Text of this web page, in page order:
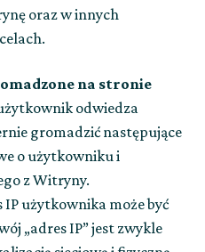
oraz w innych
na stronie
odwiedza
gromadzić następujące
o użytkowniku i
z Witryny.
IP użytkownika może być
„adres IP” jest zwykle